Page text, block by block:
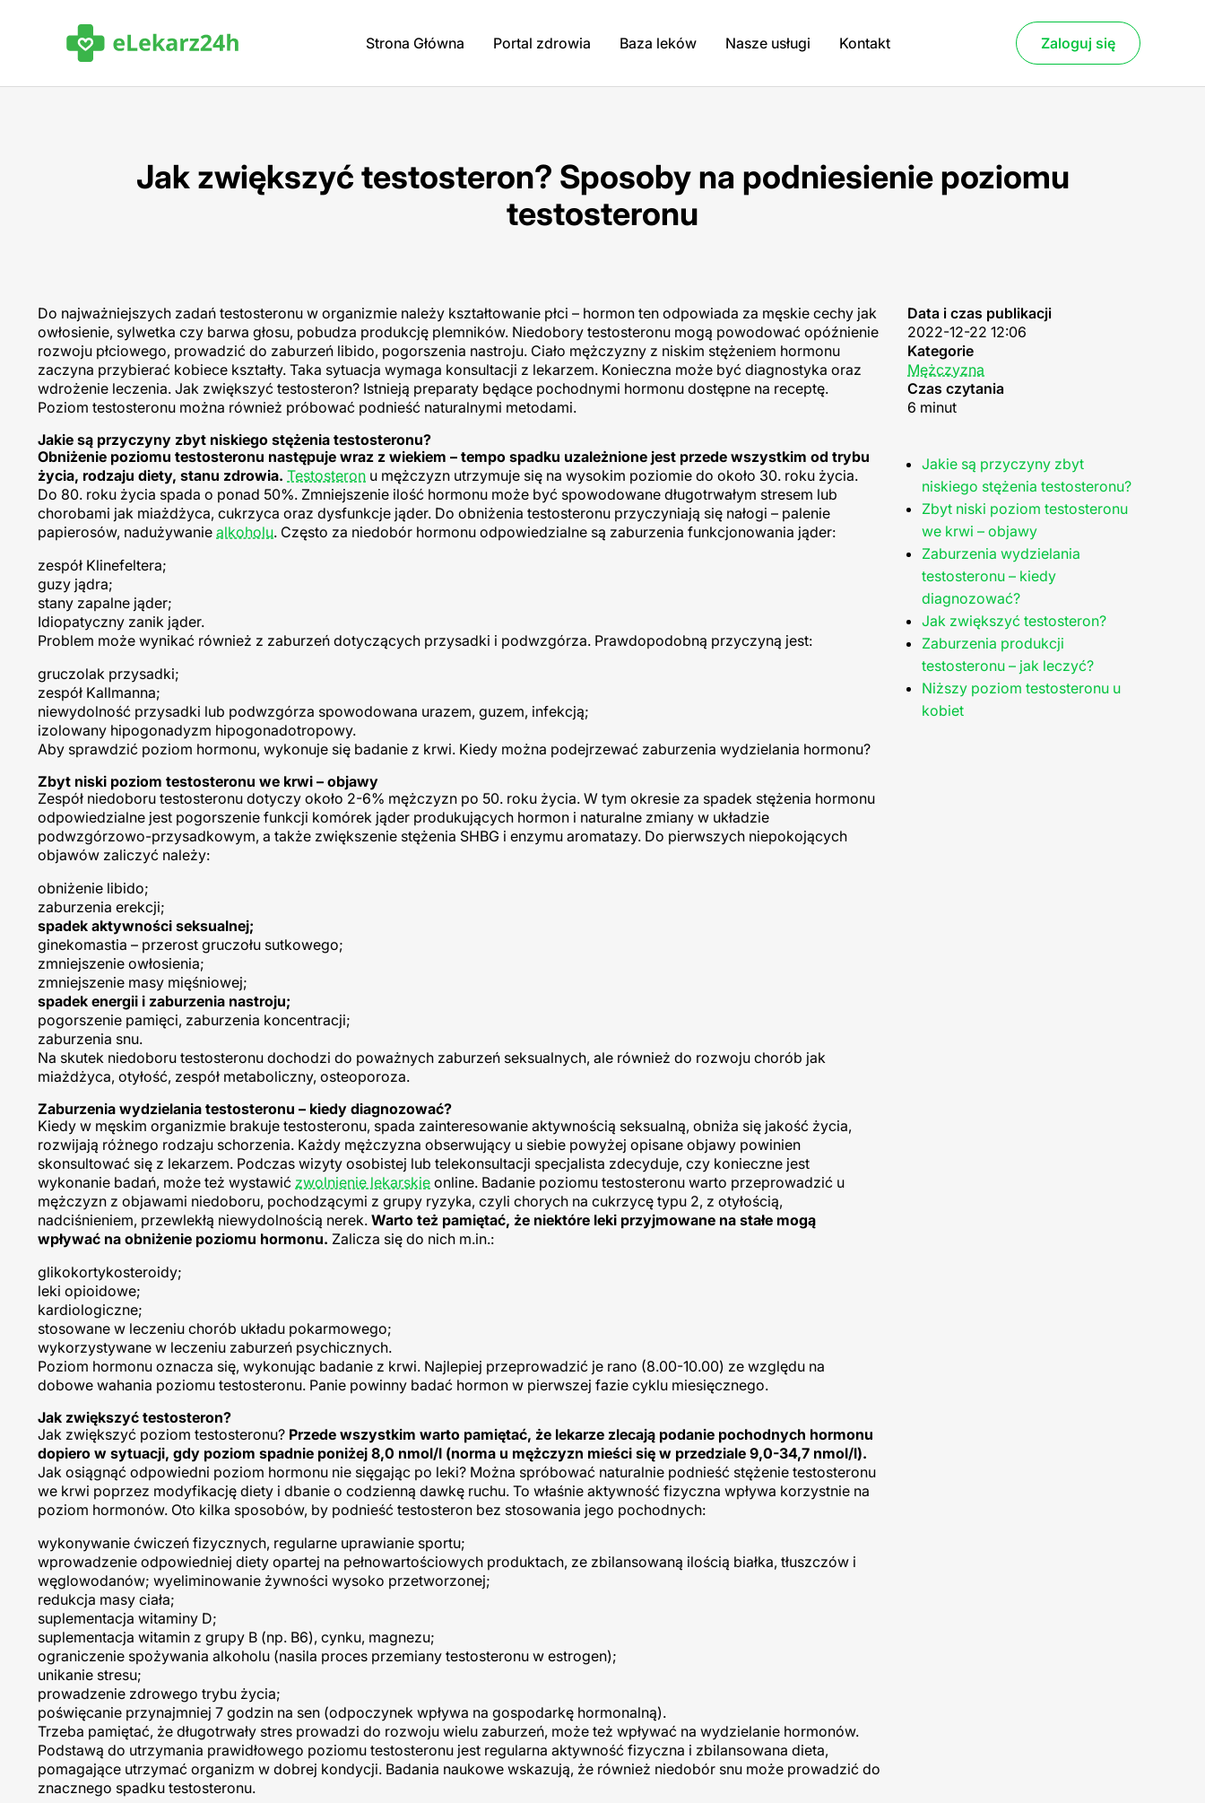
Strona Główna Portal zdrowia Baza leków Nasze usługi Kontakt Zaloguj się
Jak zwiększyć testosteron? Sposoby na podniesienie poziomu
testosteronu
Data i czas publikacji
2022-12-22 12:06
Kategorie
Mężczyzna
Czas czytania
6 minut
Jakie są przyczyny zbyt
niskiego stężenia testosteronu?
Zbyt niski poziom testosteronu
we krwi – objawy
Zaburzenia wydzielania
testosteronu – kiedy
diagnozować?
Jak zwiększyć testosteron?
Zaburzenia produkcji
testosteronu – jak leczyć?
Niższy poziom testosteronu u
kobiet
Do najważniejszych zadań testosteronu w organizmie należy kształtowanie płci – hormon ten odpowiada za męskie cechy jak
owłosienie, sylwetka czy barwa głosu, pobudza produkcję plemników. Niedobory testosteronu mogą powodować opóźnienie
rozwoju płciowego, prowadzić do zaburzeń libido, pogorszenia nastroju. Ciało mężczyzny z niskim stężeniem hormonu
zaczyna przybierać kobiece kształty. Taka sytuacja wymaga konsultacji z lekarzem. Konieczna może być diagnostyka oraz
wdrożenie leczenia. Jak zwiększyć testosteron? Istnieją preparaty będące pochodnymi hormonu dostępne na receptę.
Poziom testosteronu można również próbować podnieść naturalnymi metodami.
Jakie są przyczyny zbyt niskiego stężenia testosteronu?
Obniżenie poziomu testosteronu następuje wraz z wiekiem – tempo spadku uzależnione jest przede wszystkim od trybu
życia, rodzaju diety, stanu zdrowia. Testosteron u mężczyzn utrzymuje się na wysokim poziomie do około 30. roku życia.
Do 80. roku życia spada o ponad 50%. Zmniejszenie ilość hormonu może być spowodowane długotrwałym stresem lub
chorobami jak miażdżyca, cukrzyca oraz dysfunkcje jąder. Do obniżenia testosteronu przyczyniają się nałogi – palenie
papierosów, nadużywanie alkoholu. Często za niedobór hormonu odpowiedzialne są zaburzenia funkcjonowania jąder:
zespół Klinefeltera;
guzy jądra;
stany zapalne jąder;
Idiopatyczny zanik jąder.
Problem może wynikać również z zaburzeń dotyczących przysadki i podwzgórza. Prawdopodobną przyczyną jest:
gruczolak przysadki;
zespół Kallmanna;
niewydolność przysadki lub podwzgórza spowodowana urazem, guzem, infekcją;
izolowany hipogonadyzm hipogonadotropowy.
Aby sprawdzić poziom hormonu, wykonuje się badanie z krwi. Kiedy można podejrzewać zaburzenia wydzielania hormonu?
Zbyt niski poziom testosteronu we krwi – objawy
Zespół niedoboru testosteronu dotyczy około 2-6% mężczyzn po 50. roku życia. W tym okresie za spadek stężenia hormonu
odpowiedzialne jest pogorszenie funkcji komórek jąder produkujących hormon i naturalne zmiany w układzie
podwzgórzowo-przysadkowym, a także zwiększenie stężenia SHBG i enzymu aromatazy. Do pierwszych niepokojących
objawów zaliczyć należy:
obniżenie libido;
zaburzenia erekcji;
spadek aktywności seksualnej;
ginekomastia – przerost gruczołu sutkowego;
zmniejszenie owłosienia;
zmniejszenie masy mięśniowej;
spadek energii i zaburzenia nastroju;
pogorszenie pamięci, zaburzenia koncentracji;
zaburzenia snu.
Na skutek niedoboru testosteronu dochodzi do poważnych zaburzeń seksualnych, ale również do rozwoju chorób jak
miażdżyca, otyłość, zespół metaboliczny, osteoporoza.
Zaburzenia wydzielania testosteronu – kiedy diagnozować?
Kiedy w męskim organizmie brakuje testosteronu, spada zainteresowanie aktywnością seksualną, obniża się jakość życia,
rozwijają różnego rodzaju schorzenia. Każdy mężczyzna obserwujący u siebie powyżej opisane objawy powinien
skonsultować się z lekarzem. Podczas wizyty osobistej lub telekonsultacji specjalista zdecyduje, czy konieczne jest
wykonanie badań, może też wystawić zwolnienie lekarskie online. Badanie poziomu testosteronu warto przeprowadzić u
mężczyzn z objawami niedoboru, pochodzącymi z grupy ryzyka, czyli chorych na cukrzycę typu 2, z otyłością,
nadciśnieniem, przewlekłą niewydolnością nerek. Warto też pamiętać, że niektóre leki przyjmowane na stałe mogą
wpływać na obniżenie poziomu hormonu. Zalicza się do nich m.in.:
glikokortykosteroidy;
leki opioidowe;
kardiologiczne;
stosowane w leczeniu chorób układu pokarmowego;
wykorzystywane w leczeniu zaburzeń psychicznych.
Poziom hormonu oznacza się, wykonując badanie z krwi. Najlepiej przeprowadzić je rano (8.00-10.00) ze względu na
dobowe wahania poziomu testosteronu. Panie powinny badać hormon w pierwszej fazie cyklu miesięcznego.
Jak zwiększyć testosteron?
Jak zwiększyć poziom testosteronu? Przede wszystkim warto pamiętać, że lekarze zlecają podanie pochodnych hormonu
dopiero w sytuacji, gdy poziom spadnie poniżej 8,0 nmol/l (norma u mężczyzn mieści się w przedziale 9,0-34,7 nmol/l).
Jak osiągnąć odpowiedni poziom hormonu nie sięgając po leki? Można spróbować naturalnie podnieść stężenie testosteronu
we krwi poprzez modyfikację diety i dbanie o codzienną dawkę ruchu. To właśnie aktywność fizyczna wpływa korzystnie na
poziom hormonów. Oto kilka sposobów, by podnieść testosteron bez stosowania jego pochodnych:
wykonywanie ćwiczeń fizycznych, regularne uprawianie sportu;
wprowadzenie odpowiedniej diety opartej na pełnowartościowych produktach, ze zbilansowaną ilością białka, tłuszczów i
węglowodanów; wyeliminowanie żywności wysoko przetworzonej;
redukcja masy ciała;
suplementacja witaminy D;
suplementacja witamin z grupy B (np. B6), cynku, magnezu;
ograniczenie spożywania alkoholu (nasila proces przemiany testosteronu w estrogen);
unikanie stresu;
prowadzenie zdrowego trybu życia;
poświęcanie przynajmniej 7 godzin na sen (odpoczynek wpływa na gospodarkę hormonalną).
Trzeba pamiętać, że długotrwały stres prowadzi do rozwoju wielu zaburzeń, może też wpływać na wydzielanie hormonów.
Podstawą do utrzymania prawidłowego poziomu testosteronu jest regularna aktywność fizyczna i zbilansowana dieta,
pomagające utrzymać organizm w dobrej kondycji. Badania naukowe wskazują, że również niedobór snu może prowadzić do
znacznego spadku testosteronu.